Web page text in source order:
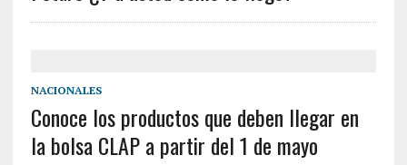
NACIONALES
Conoce los productos que deben llegar en
la bolsa CLAP a partir del 1 de mayo